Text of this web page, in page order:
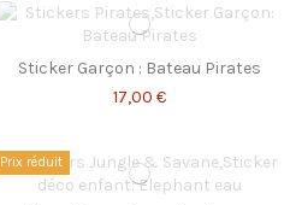
Sticker Garçon : Bateau Pirates
17,00 €
Prix réduit